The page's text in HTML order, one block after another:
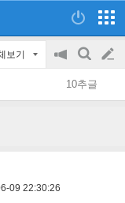
보기
공
지
on/off
검
색
글
쓰
10추글
09 22:30:26